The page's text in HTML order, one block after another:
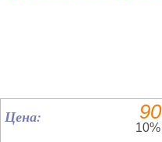
Цена: 90
10%